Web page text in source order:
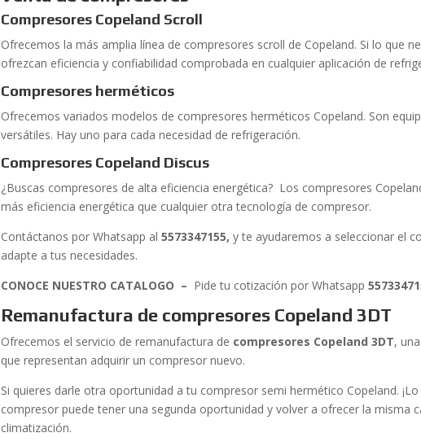
Compresores Copeland Scroll
Ofrecemos la más amplia línea de compresores scroll de Copeland. Si lo que
ofrezcan eficiencia y confiabilidad comprobada en cualquier aplicación de
Compresores herméticos
Ofrecemos variados modelos de compresores herméticos Copeland. Son
versátiles. Hay uno para cada necesidad de refrigeración.
Compresores Copeland Discus
¿Buscas compresores de alta eficiencia energética? Los compresores
más eficiencia energética que cualquier otra tecnología de compresor.
Contáctanos por Whatsapp al5573347155,y te ayudaremos a seleccionar el
adapte a tus necesidades.
CONOCE NUESTRO CATALOGO – Pide tu cotización por Whatsapp
Remanufactura de compresores Copeland 3DT
Ofrecemos el servicio de remanufactura de compresores Copeland 3DT,
que representan adquirir un compresor nuevo.
Si quieres darle otra oportunidad a tu compresor semi hermético Copeland.
compresor puede tener una segunda oportunidad y volver a ofrecer la misma
climatización.